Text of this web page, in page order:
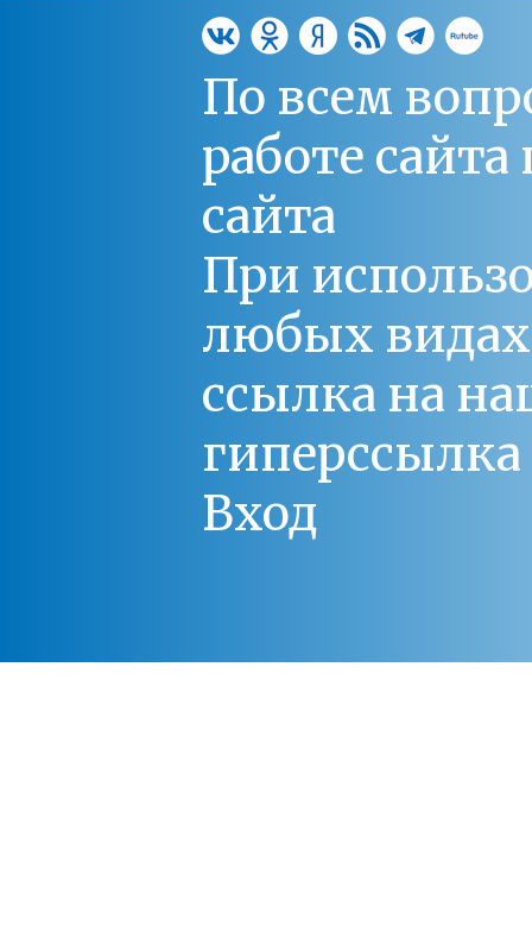
По всем
работе
сайта
При
любых
ссылка на
Вход